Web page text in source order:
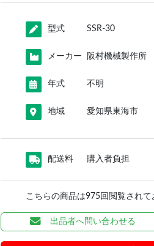
型式 SSR-30
メーカー 阪村機械製作所
年式 不明
地域 愛知県東海市
配送料 購入者負担
こちらの商品は975回閲覧されて
出品者へ問い合わせる